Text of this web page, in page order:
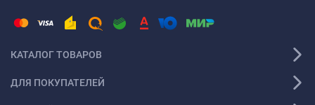
КАТАЛОГ ТОВАРОВ
ДЛЯ ПОКУПАТЕЛЕЙ